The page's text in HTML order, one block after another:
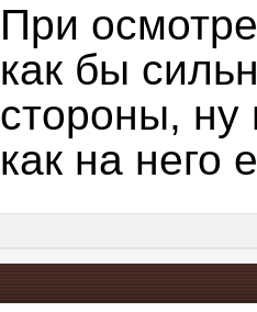
При
как бы
стороны,
как на него